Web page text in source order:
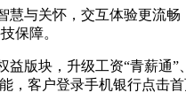
慧与关怀，交互体验更流
保障。
益版块，升级工资“青薪
，客户登录手机银行点击